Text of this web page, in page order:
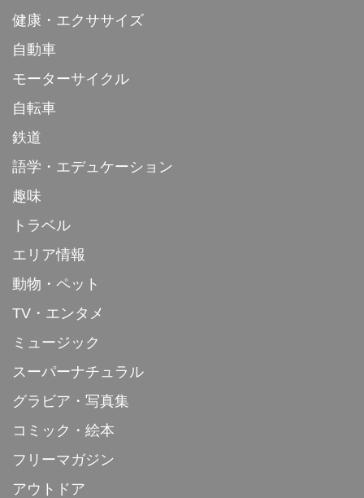
健康・エクササイズ
自動車
モーターサイクル
自転車
鉄道
語学・エデュケーション
趣味
トラベル
エリア情報
動物・ペット
TV・エンタメ
ミュージック
スーパーナチュラル
グラビア・写真集
コミック・絵本
フリーマガジン
アウトドア